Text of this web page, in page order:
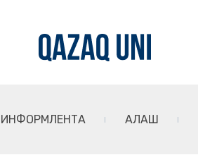
ИНФОРМЛЕНТА АЛАШ